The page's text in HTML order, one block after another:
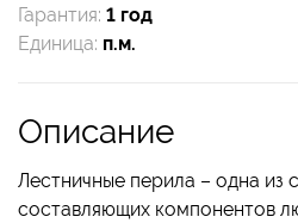
Гарантия: 1 год
Единица: п.м.
Описание
Лестничные перила – одна из
составляющих компонентов